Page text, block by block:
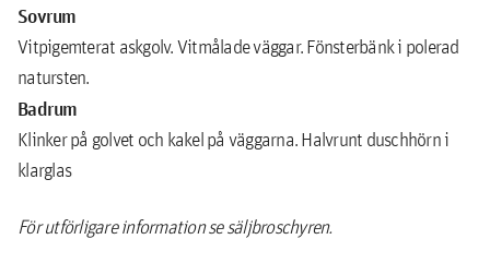
Sovrum
Vitpigemterat askgolv. Vitmålade väggar. Fönsterbänk i polerad
natursten.
Badrum
Klinker på golvet och kakel på väggarna. Halvrunt duschhörn i
klarglas
För utförligare information se säljbroschyren.